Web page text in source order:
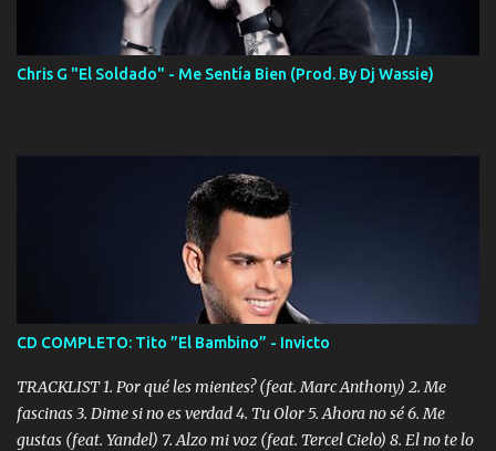
Chris G "El Soldado" - Me Sentía Bien (Prod. By Dj Wassie)
CD COMPLETO: Tito ”El Bambino” - Invicto
TRACKLIST 1. Por qué les mientes? (feat. Marc Anthony) 2. Me
fascinas 3. Dime si no es verdad 4. Tu Olor 5. Ahora no sé 6. Me
gustas (feat. Yandel) 7. Alzo mi voz (feat. Tercel Cielo) 8. El no te lo